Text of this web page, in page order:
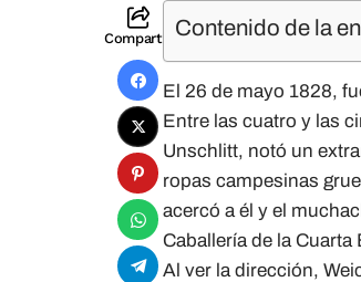
Compartir Contenido de la
El 26 de mayo 1828,
Entre las cuatro y las
Unschlitt, notó un
ropas campesinas
acercó a él y el
Caballería de la
Al ver la dirección,